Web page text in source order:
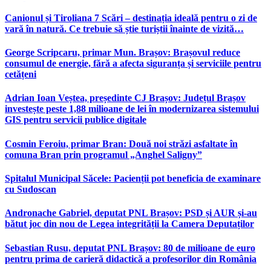
Canionul și Tiroliana 7 Scări – destinația ideală pentru o zi de
vară în natură. Ce trebuie să știe turiștii înainte de vizită…
George Scripcaru, primar Mun. Brașov: Brașovul reduce
consumul de energie, fără a afecta siguranța și serviciile pentru
cetățeni
Adrian Ioan Veștea, președinte CJ Brașov: Județul Brașov
investește peste 1,88 milioane de lei în modernizarea sistemului
GIS pentru servicii publice digitale
Cosmin Feroiu, primar Bran: Două noi străzi asfaltate în
comuna Bran prin programul „Anghel Saligny”
Spitalul Municipal Săcele: Pacienții pot beneficia de examinare
cu Sudoscan
Andronache Gabriel, deputat PNL Brașov: PSD și AUR și-au
bătut joc din nou de Legea integrității la Camera Deputaților
Sebastian Rusu, deputat PNL Brașov: 80 de milioane de euro
pentru prima de carieră didactică a profesorilor din România